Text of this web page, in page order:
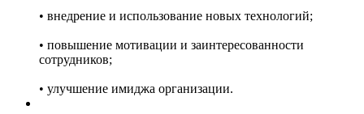
• внедрение и использование новых технологий;
• повышение мотивации и заинтересованности
сотрудников;
• улучшение имиджа организации.